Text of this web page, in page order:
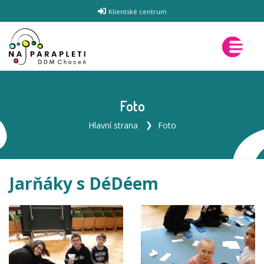
Klientské centrum
Foto
Hlavní strana Foto
Jarňáky s DéDéem